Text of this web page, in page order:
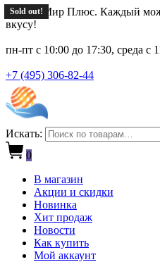
Новый Мир Плюс. Каждый
вкусу!
пн-пт с 10:00 до 17:30, среда с
+7 (495) 306-82-44
Искать:
0
В магазин
Акции и скидки
Новинка
Хит продаж
Новости
Как купить
Мой аккаунт
Sold out!
Sold out!
Sold out!
Sold out!